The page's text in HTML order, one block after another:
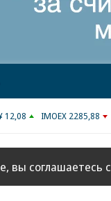
12,08 IMOEX 2285,88
вы соглашаетесь с